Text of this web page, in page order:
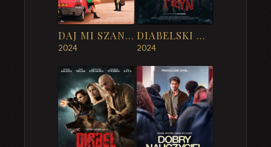
DAJ MI SZANSĘ
2024
DIABELSKI MŁYN
2024